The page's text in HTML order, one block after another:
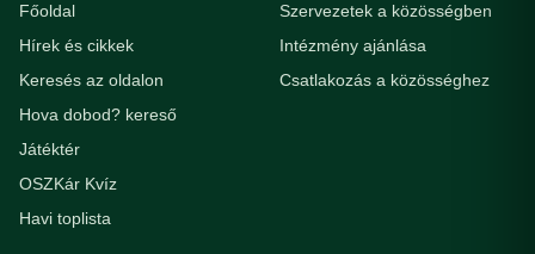
Főoldal
Hírek és cikkek
Keresés az oldalon
Hova dobod? kereső
Játéktér
OSZKár Kvíz
Havi toplista
Szervezetek a közösségben
Intézmény ajánlása
Csatlakozás a közösséghez